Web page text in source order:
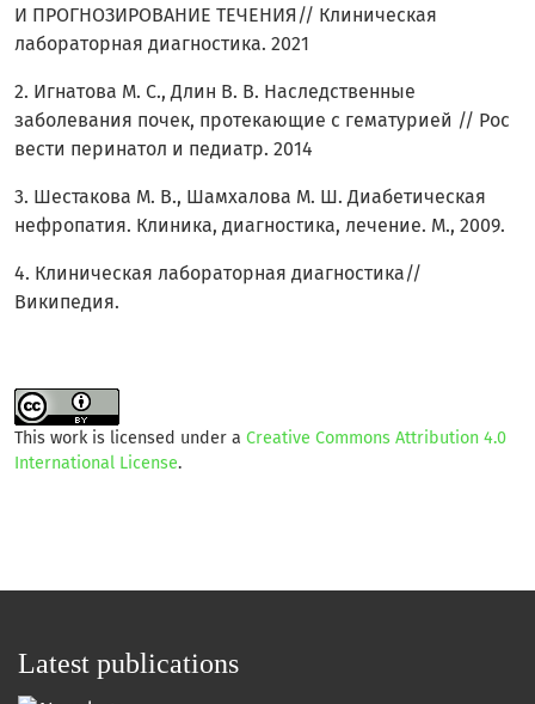
И ПРОГНОЗИРОВАНИЕ ТЕЧЕНИЯ// Клиническая
лабораторная диагностика. 2021
2. Игнатова М. С., Длин В. В. Наследственные
заболевания почек, протекающие с гематурией // Рос
вести перинатол и педиатр. 2014
3. Шестакова М. В., Шамхалова М. Ш. Диабетическая
нефропатия. Клиника, диагностика, лечение. М., 2009.
4. Клиническая лабораторная диагностика//
Википедия.
This work is licensed under a Creative Commons Attribution 4.0
International License.
Latest publications